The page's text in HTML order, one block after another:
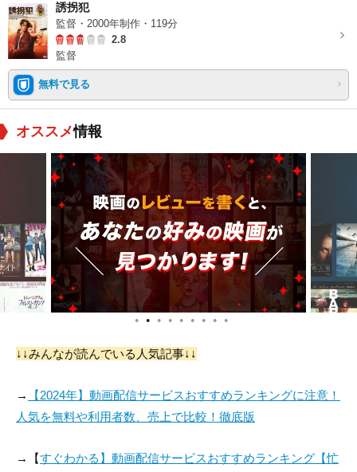
誘拐犯
監督・2000年制作・119分
2.8
監督
無料で見る
オススメ情報
● ● ● ● ● ● ● ● ●
↓↓みんなが読んでいる人気記事↓↓
→
【2024年】動画配信サービスおすすめランキングに注意！
人気を無料や利用者数、売上で比較！徹底版
→【すぐわかる】動画配信サービスおすすめランキング【忙